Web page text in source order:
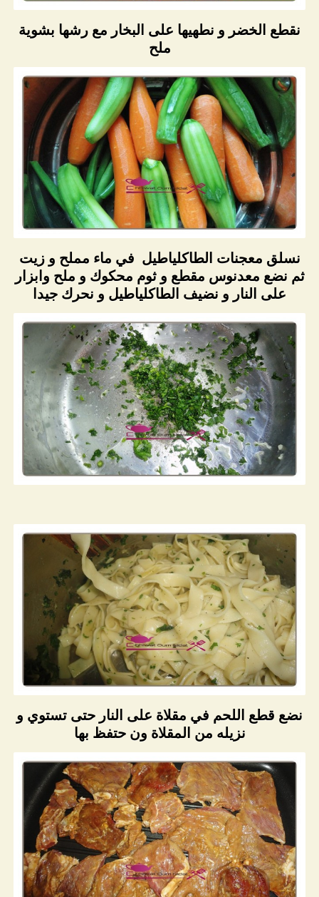
نقطع الخضر و نطهيها على البخار مع رشها بشوية
ملح
نسلق معجنات الطاكلياطيل في ماء مملح و زيت
ثم نضع معدنوس مقطع و ثوم محكوك و ملح وابزار
على النار و نضيف الطاكلياطيل و نحرك جيدا
نضع قطع اللحم في مقلاة على النار حتى تستوي و
نزيله من المقلاة ون حتفظ بها